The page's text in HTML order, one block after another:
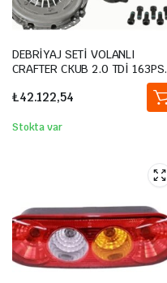
DEBRİYAJ SETİ VOLANLI
CRAFTER CKUB 2.0 TDİ 163PS
₺42.122,54
Stokta var